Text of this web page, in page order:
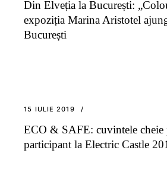
Din Elveția la București:
expoziția Marina Aristotel
București
15 IULIE 2019
ECO & SAFE: cuvintele cheie
participant la Electric Castle